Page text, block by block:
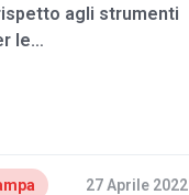
agli strumenti
le…
27 Aprile 2022